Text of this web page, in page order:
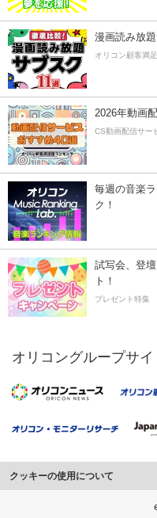
漫画読み放
オリコン顧客満
2026年動画
CS動画配信サー
毎週の音楽
ク！
試写会、登
ト！
プレゼント特集
オリコングループサイ
クッキーの使用について
このサイトでは Cookie を使用し